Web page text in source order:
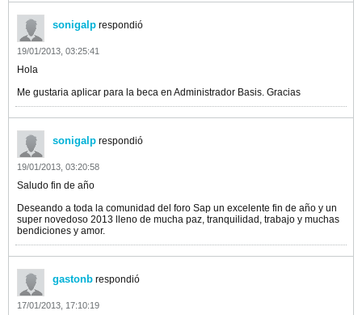
sonigalp respondió
19/01/2013, 03:25:41
Hola
Me gustaria aplicar para la beca en Administrador Basis. Gracias
sonigalp respondió
19/01/2013, 03:20:58
Saludo fin de año
Deseando a toda la comunidad del foro Sap un excelente fin de año y un
super novedoso 2013 lleno de mucha paz, tranquilidad, trabajo y muchas
bendiciones y amor.
gastonb respondió
17/01/2013, 17:10:19